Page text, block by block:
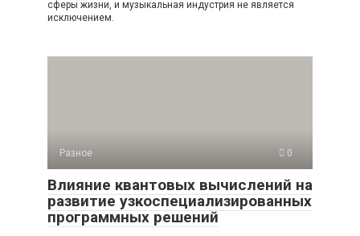
сферы жизни, и музыкальная индустрия не является
исключением.
Разное 0
Влияние квантовых вычислений на
развитие узкоспециализированных
программных решений